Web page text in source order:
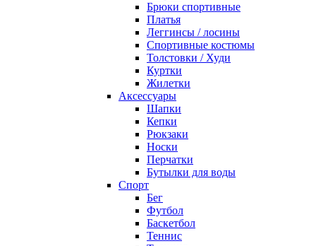
Брюки спортивные
Платья
Леггинсы / лосины
Спортивные костюмы
Толстовки / Худи
Куртки
Жилетки
Аксессуары
Шапки
Кепки
Рюкзаки
Носки
Перчатки
Бутылки для воды
Спорт
Бег
Футбол
Баскетбол
Теннис